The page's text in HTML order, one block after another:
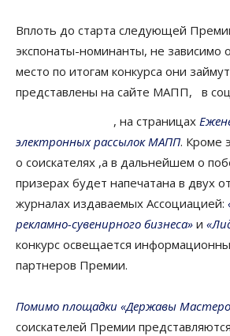
Вплоть до старта следующей
экспонаты-номинанты, не зависимо
место по итогам конкурса они
представлены на сайте МАПП, в
, на страницах
электронных рассылок МАПП. Кроме
о соискателях ,а в дальнейшем о
призерах будет напечатана в двух
журналах издаваемых Ассоциацией:
рекламно-сувенирного бизнеса» и
конкурс освещается
партнеров Премии.
Помимо площадки «Державы
соискателей Премии